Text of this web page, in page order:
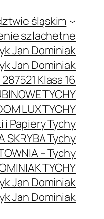
śląskim
szlachetne
Jan Dominiak
Jan Dominiak
Klasa 16
TYCHY
LUX TYCHY
i Papiery Tychy
SKRYBA Tychy
– Tychy
TYCHY
Jan Dominiak
Jan Dominiak